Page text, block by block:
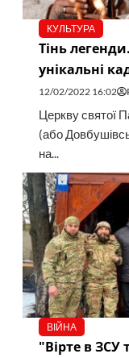
КУЛЬТУРА
Тінь
унікальні
12/02/2022 16:02
Церкву святої
(або
на...
ВІЙНА
"Вірте в ЗСУ